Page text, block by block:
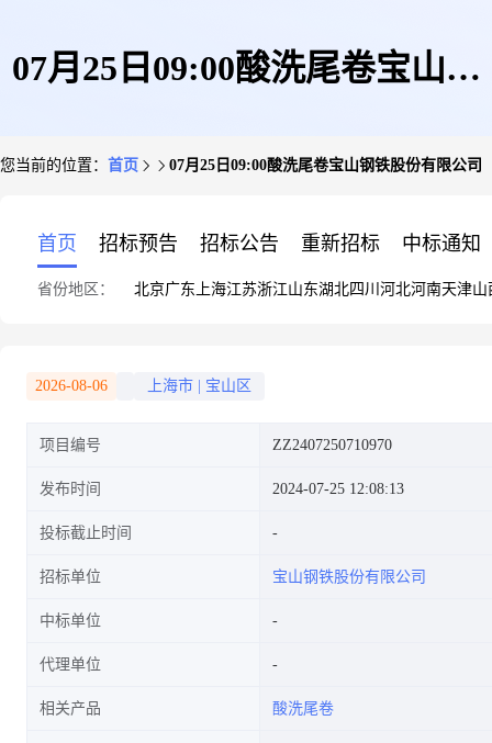
07月25日09:00酸洗尾卷宝山钢
您当前的位置： 首页 07月25日09:00酸洗尾卷宝山钢铁股份有限公司
首页 招标预告 招标公告 重新招标 中标通知
省份地区： 北京广东 上海江苏浙江山东湖北四川 河北河南天津山
2026-08-06 上海市 宝山区
项目编号 ZZ2407250710970
发布时间 2024-07-25 12:08:13
投标截止时间
招标单位 宝山钢铁股份有限公司
中标单位
代理单位
相关产品 酸洗尾卷